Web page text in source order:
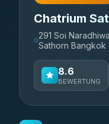
Chatrium
291 Soi
Sathorn Bangkok
8.6
BEWERTUNG